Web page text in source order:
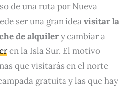
de una ruta por Nueva
ser una gran ideavisitar la
de alquilery cambiar a
en la Isla Sur. El motivo
que visitarás en el norte
gratuita y las que hay